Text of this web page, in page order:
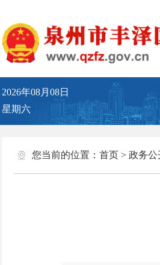
2026年08月08日
星期六
您当前的位置： 首页> 政务公